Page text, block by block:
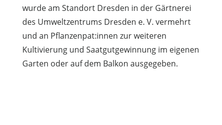
wurde am Standort Dresden in der Gärtnerei
des Umweltzentrums Dresden e. V. vermehrt
und an Pflanzenpat:innen zur weiteren
Kultivierung und Saatgutgewinnung im eigenen
Garten oder auf dem Balkon ausgegeben.